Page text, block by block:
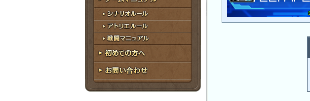
ゲームマニュアル
シナリオルール
アトリエルール
戦闘マニュアル
初めての方へ
お問い合わせ